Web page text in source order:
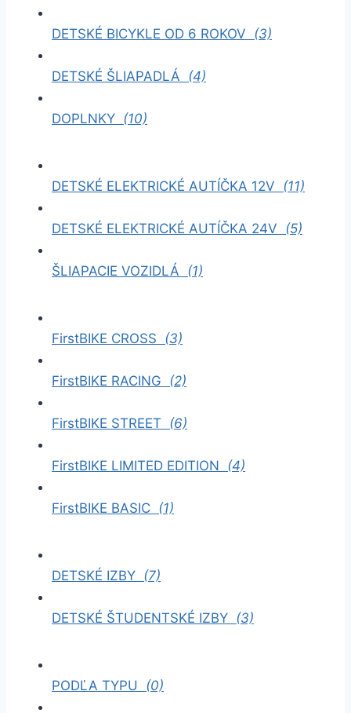
DETSKÉ BICYKLE OD 6 ROKOV (3)
DETSKÉ ŠLIAPADLÁ (4)
DOPLNKY (10)
DETSKÉ ELEKTRICKÉ AUTÍČKA 12V (11)
DETSKÉ ELEKTRICKÉ AUTÍČKA 24V (5)
ŠLIAPACIE VOZIDLÁ (1)
FirstBIKE CROSS (3)
FirstBIKE RACING (2)
FirstBIKE STREET (6)
FirstBIKE LIMITED EDITION (4)
FirstBIKE BASIC (1)
DETSKÉ IZBY (7)
DETSKÉ ŠTUDENTSKÉ IZBY (3)
PODĽA TYPU (0)